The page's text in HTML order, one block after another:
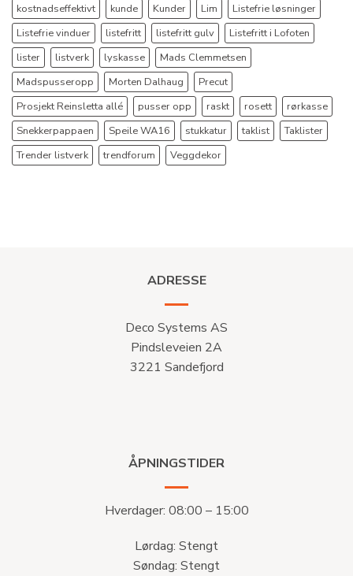
kostnadseffektivt
kunde Kunder Lim
Listefrie løsninger
Listefrie vinduer
listefritt listefritt gulv
Listefritt i Lofoten
lister
listverk lyskasse
Mads Clemmetsen
Madspusseropp
Morten Dalhaug
Precut
Prosjekt Reinsletta allé
pusser opp raskt rosett
rørkasse
Snekkerpappaen
Speile WA16 stukkatur taklist
Taklister
Trender listverk
trendforum Veggdekor
ADRESSE
Deco Systems AS
Pindsleveien 2A
3221 Sandefjord
ÅPNINGSTIDER
Hverdager: 08:00 – 15:00
Lørdag: Stengt
Søndag: Stengt